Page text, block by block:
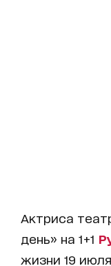
Актриса
день» на 1+1
жизни 19